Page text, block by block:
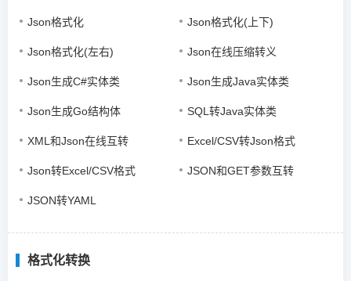
Json格式化 Json格式化(上下)
Json格式化(左右) Json在线压缩转义
Json生成C#实体类 Json生成Java实体类
Json生成Go结构体 SQL转Java实体类
XML和Json在线互转 Excel/CSV转Json格式
Json转Excel/CSV格式 JSON和GET参数互转
JSON转YAML
格式化转换